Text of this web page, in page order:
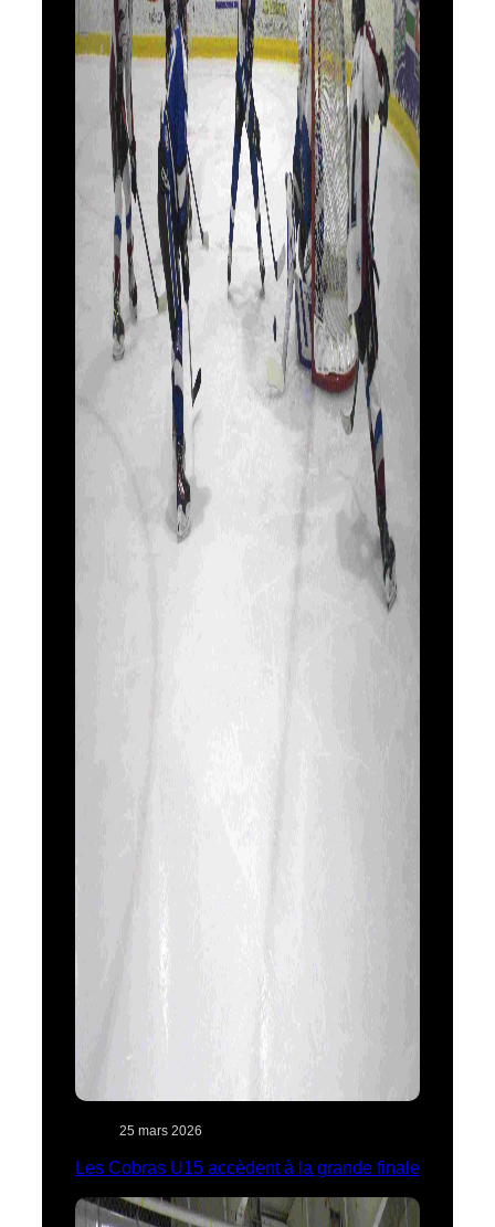
25 mars 2026
Les Cobras U15 accèdent à la grande finale